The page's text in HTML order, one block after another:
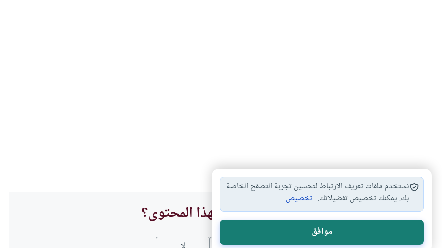
هل انتفعت بهذا المحتوى؟
نستخدم ملفات تعريف الارتباط لتحسين تجربة التصفح الخاصة
بك. يمكنك تخصيص تفضيلاتك. تخصيص
موافق